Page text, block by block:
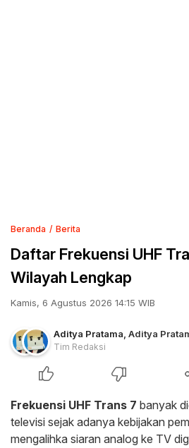
Beranda Berita
Daftar Frekuensi UHF
Wilayah Lengkap
Kamis, 6 Agustus 2026 14:15 WIB
Aditya Pratama Aditya
Tim Redaksi
Frekuensi UHF Trans 7 banyak
televisi sejak adanya kebijakan
mengalihka siaran analog ke TV